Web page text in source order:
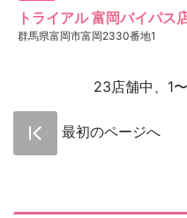
トライアル 富岡バイパス
群馬県富岡市富岡2330番地1
23店舗中、1
最初のページへ